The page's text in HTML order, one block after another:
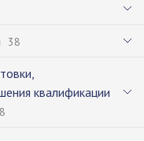
38
квалификации